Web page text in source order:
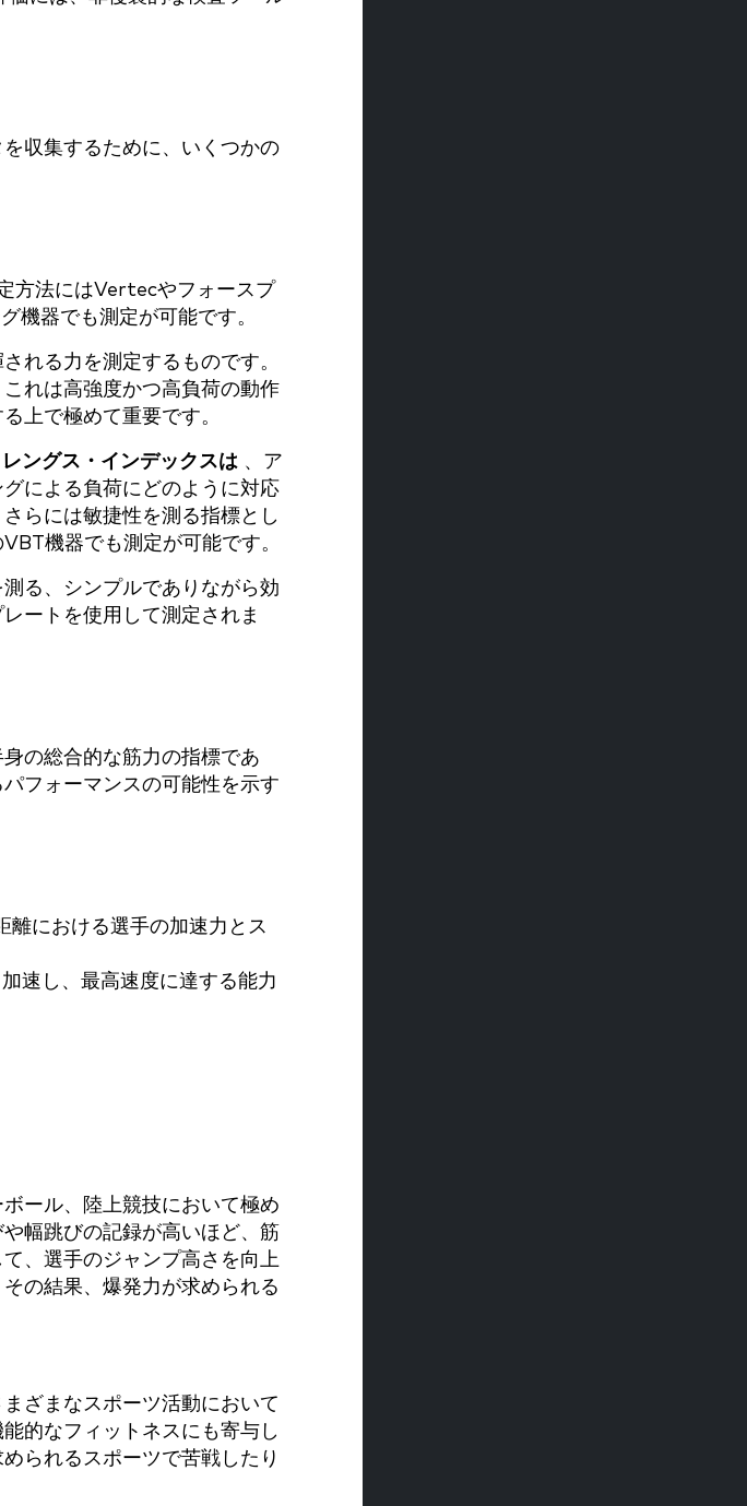
収集するために、いくつかの
方法にはVertecやフォースプ
機器でも測定が可能です。
れる力を測定するものです。
れは高強度かつ高負荷の動作
上で極めて重要です。
ングス・インデックスは 、ア
による負荷にどのように対応
らには敏捷性を測る指標とし
機器でも測定が可能です。
る、シンプルでありながら効
ートを使用して測定されま
の総合的な筋力の指標であ
フォーマンスの可能性を示す
離における選手の加速力とス
速し、最高速度に達する能力
ール、陸上競技において極め
幅跳びの記録が高いほど、筋
、選手のジャンプ高さを向上
の結果、爆発力が求められる
ざまなスポーツ活動において
的なフィットネスにも寄与し
られるスポーツで苦戦したり